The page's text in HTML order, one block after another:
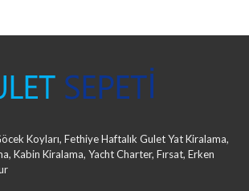
Koyları, Fethiye Haftalık Gulet Yat Kiralama,
Kabin Kiralama, Yacht Charter, Fırsat, Erken